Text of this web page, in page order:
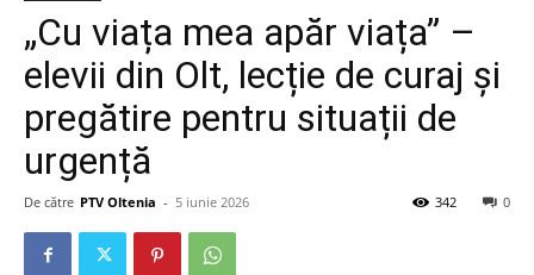
„Cu viața mea apăr viața” –
elevii din Olt, lecție de curaj și
pregătire pentru situații de
urgență
De către PTV Oltenia - 5 iunie 2026 0
342